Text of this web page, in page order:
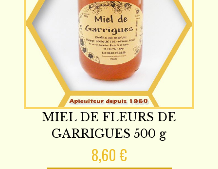
MIEL DE FLEURS DE
GARRIGUES 500 g
8,60 €